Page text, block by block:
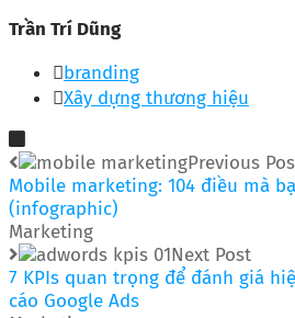
Trần Trí Dũng
branding
Xây dựng thương hiệu
Previous
Mobile marketing: 104 điều mà
(infographic)
Marketing
Next Post
7 KPIs quan trọng để đánh giá
cáo Google Ads